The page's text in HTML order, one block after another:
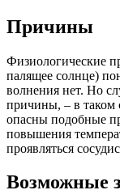
Причины
Физиологические
палящее солнце)
волнения нет. Но
причины, – в таком
опасны подобные
повышения
проявляться
Возможные